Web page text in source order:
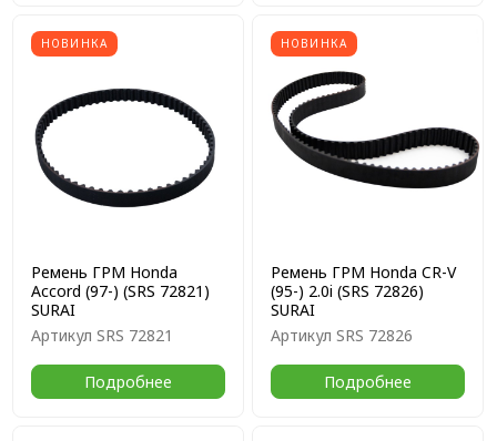
НОВИНКА
Ремень ГРМ Honda
Accord (97-) (SRS 72821)
SURAI
Артикул SRS 72821
Подробнее
НОВИНКА
Ремень ГРМ Honda CR-V
(95-) 2.0i (SRS 72826)
SURAI
Артикул SRS 72826
Подробнее